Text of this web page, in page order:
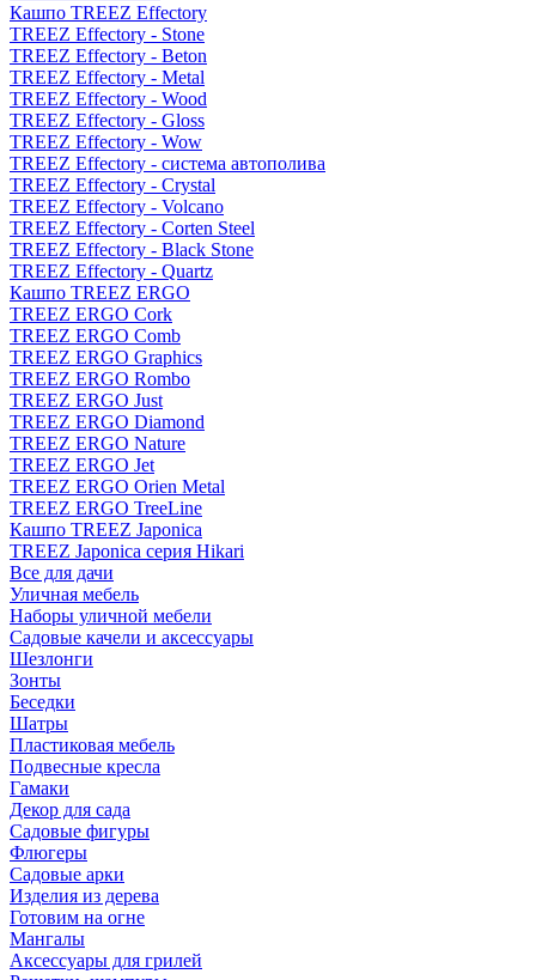
Кашпо TREEZ Effectory
TREEZ Effectory - Stone
TREEZ Effectory - Beton
TREEZ Effectory - Metal
TREEZ Effectory - Wood
TREEZ Effectory - Gloss
TREEZ Effectory - Wow
TREEZ Effectory - система автополива
TREEZ Effectory - Crystal
TREEZ Effectory - Volcano
TREEZ Effectory - Corten Steel
TREEZ Effectory - Black Stone
TREEZ Effectory - Quartz
Кашпо TREEZ ERGO
TREEZ ERGO Cork
TREEZ ERGO Comb
TREEZ ERGO Graphics
TREEZ ERGO Rombo
TREEZ ERGO Just
TREEZ ERGO Diamond
TREEZ ERGO Nature
TREEZ ERGO Jet
TREEZ ERGO Orien Metal
TREEZ ERGO TreeLine
Кашпо TREEZ Japonica
TREEZ Japonica серия Hikari
Все для дачи
Уличная мебель
Наборы уличной мебели
Садовые качели и аксессуары
Шезлонги
Зонты
Беседки
Шатры
Пластиковая мебель
Подвесные кресла
Гамаки
Декор для сада
Садовые фигуры
Флюгеры
Садовые арки
Изделия из дерева
Готовим на огне
Мангалы
Аксессуары для грилей